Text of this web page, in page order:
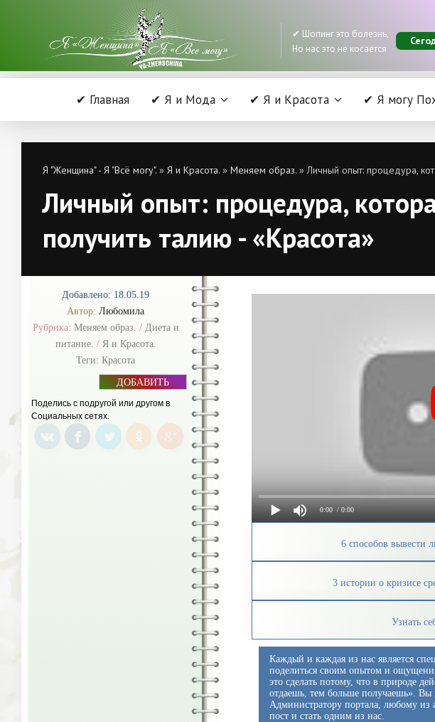
✔ Шопинг это болезнь,
Но нас это не косается
✔ Главная ✔ Я и Мода ✔ Я и Красота ✔ Я могу
Я "Женщина" - Я "Всё могу". » Я и Красота. » Меняем образ. » Личный опыт: процедура,
Личный опыт: процедура,
получить талию - «Красота»
Добавлено: 18.05.19
Автор: Любомила
Рубрика: Меняем образ. / Диета и
питание. / Я и Красота.
Теги: Красота
ДОБАВИТЬ
Поделись с подругой или другом в
Социальных сетях.
0:00 / 0:00
6 способов вывести
3 истории о кризисе
Узнать
Каждый и каждая из нас является
поделиться своим опытом и
это сделать потому, что в природе
отдаешь, тем больше получаешь». Вы
Администратору портала, любому из
пост и стать одним из нас.